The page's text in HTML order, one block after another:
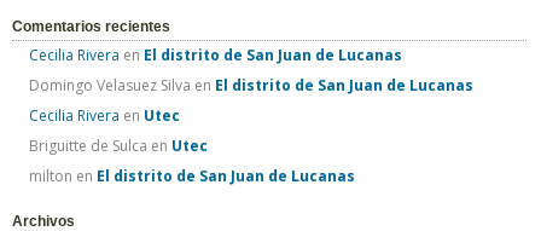
Comentarios recientes
Cecilia Rivera en El distrito de San Juan de Lucanas
Domingo Velasuez Silva en El distrito de San Juan de Lucanas
Cecilia Rivera en Utec
Briguitte de Sulca en Utec
milton en El distrito de San Juan de Lucanas
Archivos